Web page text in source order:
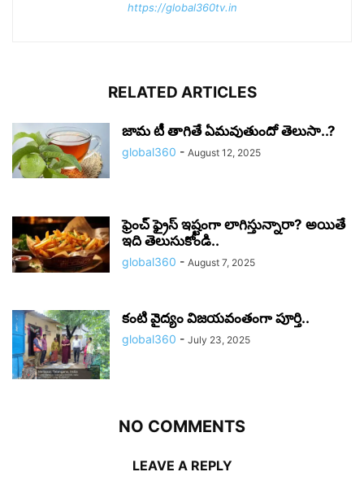
https://global360tv.in
RELATED ARTICLES
జామ టీ తాగితే ఏమవుతుందో తెలుసా..?
global360 - August 12, 2025
ఫ్రెంచ్ ఫ్రైస్ ఇష్టంగా లాగిస్తున్నారా? అయితే
ఇది తెలుసుకోండి..
global360 - August 7, 2025
కంటి వైద్యం విజయవంతంగా పూర్తి..
global360 - July 23, 2025
NO COMMENTS
LEAVE A REPLY